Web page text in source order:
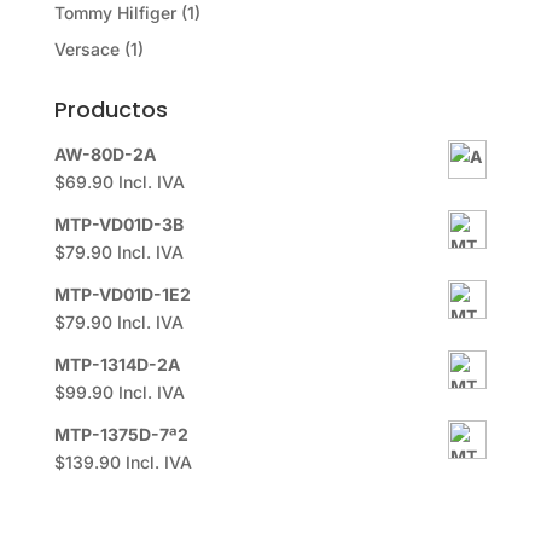
Tommy Hilfiger (1)
Versace (1)
Productos
AW-80D-2A
$69.90 Incl. IVA
MTP-VD01D-3B
$79.90 Incl. IVA
MTP-VD01D-1E2
$79.90 Incl. IVA
MTP-1314D-2A
$99.90 Incl. IVA
MTP-1375D-7ª2
$139.90 Incl. IVA